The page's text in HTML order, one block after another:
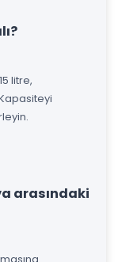
litre,
arasındaki